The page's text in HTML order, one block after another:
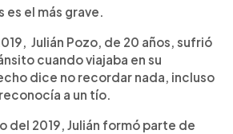
es el más grave.
Julián Pozo, de 20 años, sufrió
cuando viajaba en su
dice no recordar nada, incluso
a un tío.
del 2019, Julián formó parte de